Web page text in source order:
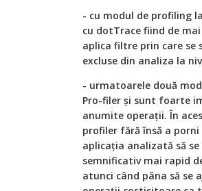
- cu modul de profiling
cu dotTrace fiind de
aplica filtre prin care se
excluse din analiza la
- urmatoarele două
Pro-filer şi sunt foarte
anumite operaţii. În
profiler fără însă a
aplicaţia analizată să
semnificativ mai rapid
atunci când pâna să se